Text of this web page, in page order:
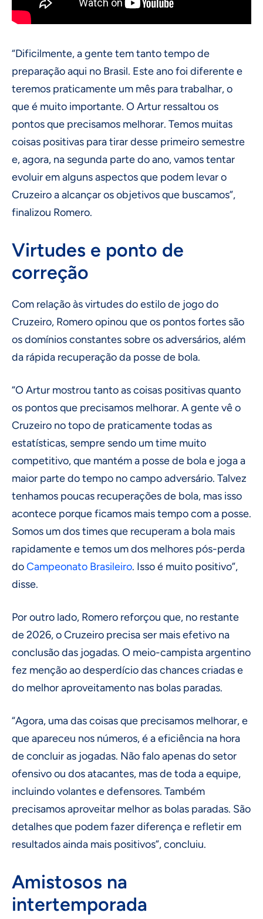
“Dificilmente, a gente tem tanto tempo de
preparação aqui no Brasil. Este ano foi diferente e
teremos praticamente um mês para trabalhar, o
que é muito importante. O Artur ressaltou os
pontos que precisamos melhorar. Temos muitas
coisas positivas para tirar desse primeiro semestre
e, agora, na segunda parte do ano, vamos tentar
evoluir em alguns aspectos que podem levar o
Cruzeiro a alcançar os objetivos que buscamos”,
finalizou Romero.
Virtudes e ponto de
correção
Com relação às virtudes do estilo de jogo do
Cruzeiro, Romero opinou que os pontos fortes são
os domínios constantes sobre os adversários, além
da rápida recuperação da posse de bola.
“O Artur mostrou tanto as coisas positivas quanto
os pontos que precisamos melhorar. A gente vê o
Cruzeiro no topo de praticamente todas as
estatísticas, sempre sendo um time muito
competitivo, que mantém a posse de bola e joga a
maior parte do tempo no campo adversário. Talvez
tenhamos poucas recuperações de bola, mas isso
acontece porque ficamos mais tempo com a posse.
Somos um dos times que recuperam a bola mais
rapidamente e temos um dos melhores pós-perda
doCampeonato Brasileiro. Isso é muito positivo”,
disse.
Por outro lado, Romero reforçou que, no restante
de 2026, o Cruzeiro precisa ser mais efetivo na
conclusão das jogadas. O meio-campista argentino
fez menção ao desperdício das chances criadas e
do melhor aproveitamento nas bolas paradas.
“Agora, uma das coisas que precisamos melhorar, e
que apareceu nos números, é a eficiência na hora
de concluir as jogadas. Não falo apenas do setor
ofensivo ou dos atacantes, mas de toda a equipe,
incluindo volantes e defensores. Também
precisamos aproveitar melhor as bolas paradas. São
detalhes que podem fazer diferença e refletir em
resultados ainda mais positivos”, concluiu.
Amistosos na
intertemporada